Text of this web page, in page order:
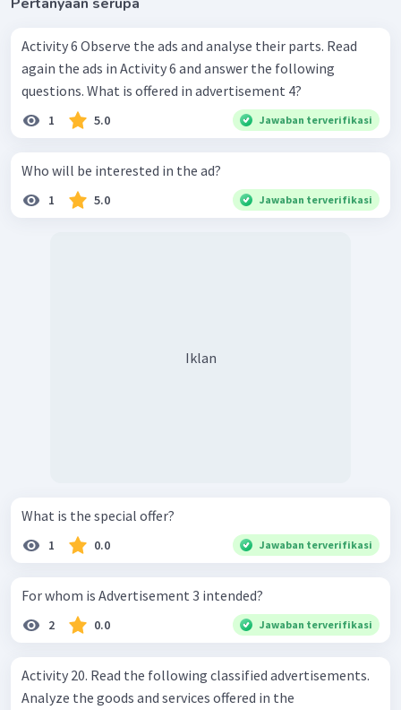
Activity 6 Observe the ads and analyse their parts. Read
again the ads in Activity 6 and answer the following
questions. What is offered in advertisement 4?
1 5.0 Jawaban terverifikasi
Who will be interested in the ad?
1 5.0 Jawaban terverifikasi
Iklan
What is the special offer?
1 0.0 Jawaban terverifikasi
For whom is Advertisement 3 intended?
2 0.0 Jawaban terverifikasi
Activity 20. Read the following classified advertisements.
Analyze the goods and services offered in the